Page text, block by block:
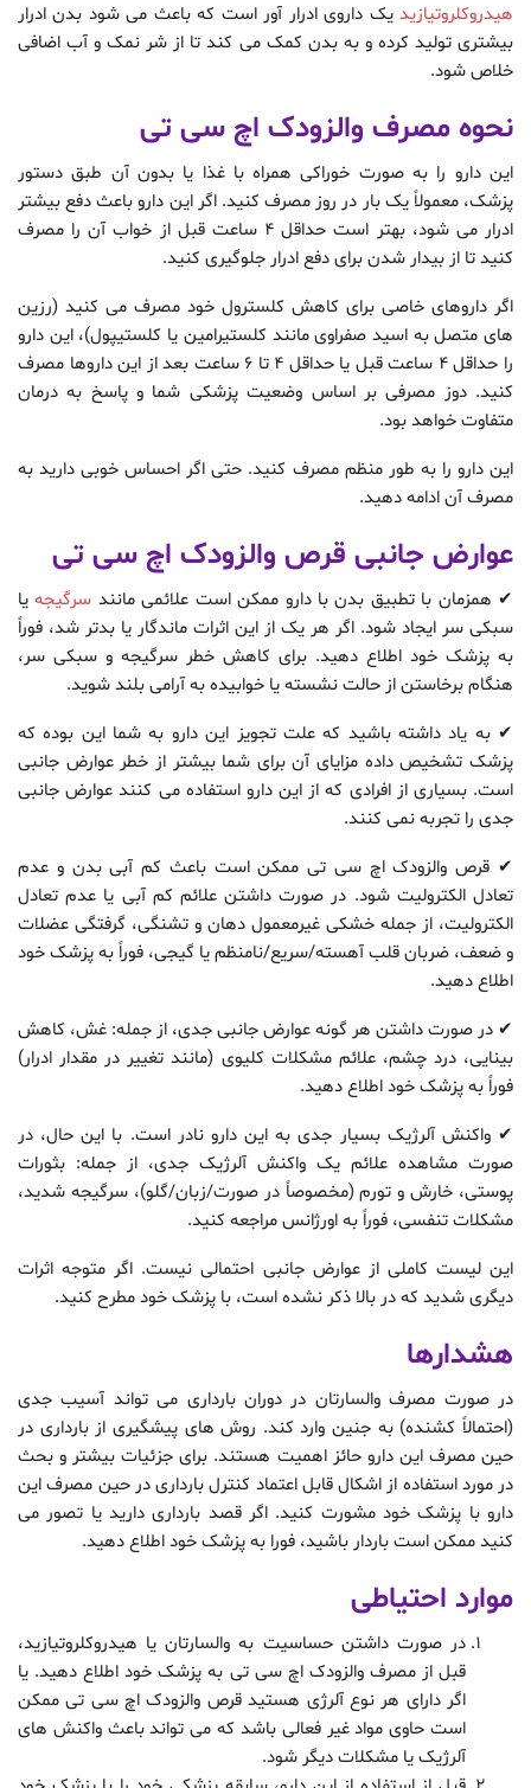
هیدروکلروتیازید یک داروی ادرار آور است که باعث می شود بدن ادرار
بیشتری تولید کرده و به بدن کمک می کند تا از شر نمک و آب اضافی
خلاص شود.
نحوه مصرف والزودک اچ سی تی
این دارو را به صورت خوراکی همراه با غذا یا بدون آن طبق دستور
پزشک، معمولاً یک بار در روز مصرف کنید. اگر این دارو باعث دفع بیشتر
ادرار می شود، بهتر است حداقل 4 ساعت قبل از خواب آن را مصرف
کنید تا از بیدار شدن برای دفع ادرار جلوگیری کنید.
اگر داروهای خاصی برای کاهش کلسترول خود مصرف می کنید (رزین
های متصل به اسید صفراوی مانند کلستیرامین یا کلستیپول)، این دارو
را حداقل 4 ساعت قبل یا حداقل 4 تا 6 ساعت بعد از این داروها مصرف
کنید. دوز مصرفی بر اساس وضعیت پزشکی شما و پاسخ به درمان
متفاوت خواهد بود.
این دارو را به طور منظم مصرف کنید. حتی اگر احساس خوبی دارید به
مصرف آن ادامه دهید.
عوارض جانبی قرص والزودک اچ سی تی
✔ همزمان با تطبیق بدن با دارو ممکن است علائمی مانند سرگیجهیا
سبکی سر ایجاد شود. اگر هر یک از این اثرات ماندگار یا بدتر شد، فوراً
به پزشک خود اطلاع دهید. برای کاهش خطر سرگیجه و سبکی سر،
هنگام برخاستن از حالت نشسته یا خوابیده به آرامی بلند شوید.
✔ به یاد داشته باشید که علت تجویز این دارو به شما این بوده که
پزشک تشخیص داده مزایای آن برای شما بیشتر از خطر عوارض جانبی
است. بسیاری از افرادی که از این دارو استفاده می کنند عوارض جانبی
جدی را تجربه نمی کنند.
✔ قرص والزودک اچ سی تی ممکن است باعث کم آبی بدن و عدم
تعادل الکترولیت شود. در صورت داشتن علائم کم آبی یا عدم تعادل
الکترولیت، از جمله خشکی غیرمعمول دهان و تشنگی، گرفتگی عضلات
و ضعف، ضربان قلب آهسته/سریع/نامنظم یا گیجی، فوراً به پزشک خود
اطلاع دهید.
✔ در صورت داشتن هر گونه عوارض جانبی جدی، از جمله: غش، کاهش
بینایی، درد چشم، علائم مشکلات کلیوی (مانند تغییر در مقدار ادرار)
فوراً به پزشک خود اطلاع دهید.
✔ واکنش آلرژیک بسیار جدی به این دارو نادر است. با این حال، در
صورت مشاهده علائم یک واکنش آلرژیک جدی، از جمله: بثورات
پوستی، خارش و تورم (مخصوصاً در صورت/زبان/گلو)، سرگیجه شدید،
مشکلات تنفسی، فوراً به اورژانس مراجعه کنید.
این لیست کاملی از عوارض جانبی احتمالی نیست. اگر متوجه اثرات
دیگری شدید که در بالا ذکر نشده است، با پزشک خود مطرح کنید.
هشدارها
در صورت مصرف والسارتان در دوران بارداری می تواند آسیب جدی
(احتمالاً کشنده) به جنین وارد کند. روش های پیشگیری از بارداری در
حین مصرف این دارو حائز اهمیت هستند. برای جزئیات بیشتر و بحث
در مورد استفاده از اشکال قابل اعتماد کنترل بارداری در حین مصرف این
دارو با پزشک خود مشورت کنید. اگر قصد بارداری دارید یا تصور می
کنید ممکن است باردار باشید، فورا به پزشک خود اطلاع دهید.
موارد احتیاطی
در صورت داشتن حساسیت به والسارتان یا هیدروکلروتیازید،
قبل از مصرف والزودک اچ سی تی به پزشک خود اطلاع دهید. یا
اگر دارای هر نوع آلرژی هستید قرص والزودک اچ سی تی ممکن
است حاوی مواد غیر فعالی باشد که می تواند باعث واکنش های
آلرژیک یا مشکلات دیگر شود.